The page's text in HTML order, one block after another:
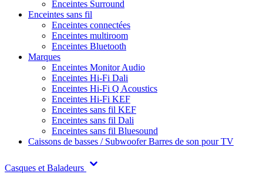
Enceintes Surround
Enceintes sans fil
Enceintes connectées
Enceintes multiroom
Enceintes Bluetooth
Marques
Enceintes Monitor Audio
Enceintes Hi-Fi Dali
Enceintes Hi-Fi Q Acoustics
Enceintes Hi-Fi KEF
Enceintes sans fil KEF
Enceintes sans fil Dali
Enceintes sans fil Bluesound
Caissons de basses / SubwooferBarres de son pour TV
Casques et Baladeurs